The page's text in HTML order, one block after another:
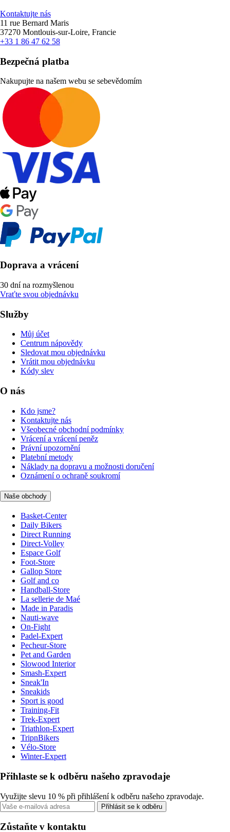
Kontaktujte nás
11 rue Bernard Maris
37270 Montlouis-sur-Loire, Francie
+33 1 86 47 62 58
Bezpečná platba
Nakupujte na našem webu se sebevědomím
Doprava a vrácení
30 dní na rozmyšlenou
Vraťte svou objednávku
Služby
Můj účet
Centrum nápovědy
Sledovat mou objednávku
Vrátit mou objednávku
Kódy slev
O nás
Kdo jsme?
Kontaktujte nás
Všeobecné obchodní podmínky
Vrácení a vrácení peněz
Právní upozornění
Platební metody
Náklady na dopravu a možnosti doručení
Oznámení o ochraně soukromí
Naše obchody
Basket-Center
Daily Bikers
Direct Running
Direct-Volley
Espace Golf
Foot-Store
Gallop Store
Golf and co
Handball-Store
La sellerie de Maé
Made in Paradis
Nauti-wave
On-Fight
Padel-Expert
Pecheur-Store
Pet and Garden
Slowood Interior
Smash-Expert
Sneak'In
Sneakids
Sport is good
Training-Fit
Trek-Expert
Triathlon-Expert
TripnBikers
Vélo-Store
Winter-Expert
Přihlaste se k odběru našeho zpravodaje
Využijte slevu 10 % při přihlášení k odběru našeho zpravodaje.
Přihlásit se k odběru
Zůstaňte v kontaktu